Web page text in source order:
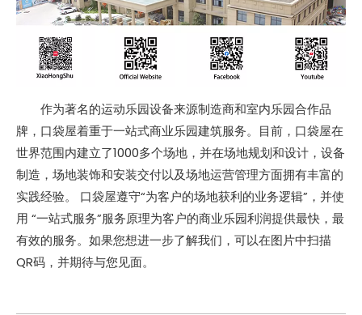
作为著名的运动乐园设备来源制造商和室内乐园合作品
牌，口袋屋着重于一站式商业乐园建筑服务。目前，口袋屋在
世界范围内建立了1000多个场地，并在场地规划和设计，设备
制造，场地装饰和安装交付以及场地运营管理方面拥有丰富的
实践经验。 口袋屋遵守“为客户的场地获利的业务逻辑”，并使
用 “一站式服务”服务原理为客户的商业乐园利润提供最快，最
有效的服务。如果您想进一步了解我们，可以在图片中扫描
QR码，并期待与您见面。